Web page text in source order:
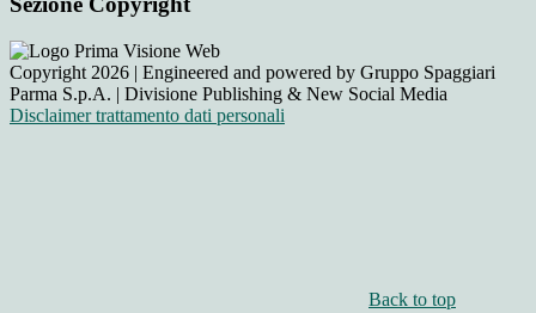
Copyright 2026 | Engineered and powered by Gruppo Spaggiari
Parma S.p.A. | Divisione Publishing & New Social Media
Disclaimer trattamento dati personali
Back to top